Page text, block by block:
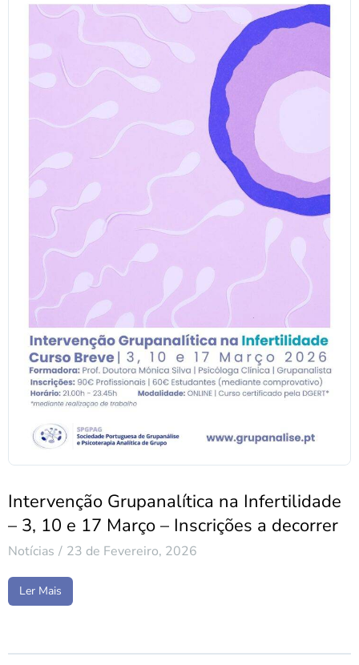
Intervenção Grupanalítica na Infertilidade
– 3, 10 e 17 Março – Inscrições a decorrer
Notícias 23 de Fevereiro, 2026
Ler Mais